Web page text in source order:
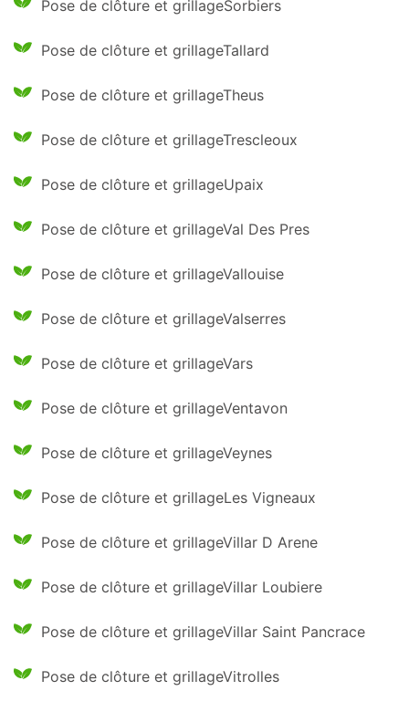
Pose de clôture et grillageSorbiers
Pose de clôture et grillageTallard
Pose de clôture et grillageTheus
Pose de clôture et grillageTrescleoux
Pose de clôture et grillageUpaix
Pose de clôture et grillageVal Des Pres
Pose de clôture et grillageVallouise
Pose de clôture et grillageValserres
Pose de clôture et grillageVars
Pose de clôture et grillageVentavon
Pose de clôture et grillageVeynes
Pose de clôture et grillageLes Vigneaux
Pose de clôture et grillageVillar D Arene
Pose de clôture et grillageVillar Loubiere
Pose de clôture et grillageVillar Saint Pancrace
Pose de clôture et grillageVitrolles